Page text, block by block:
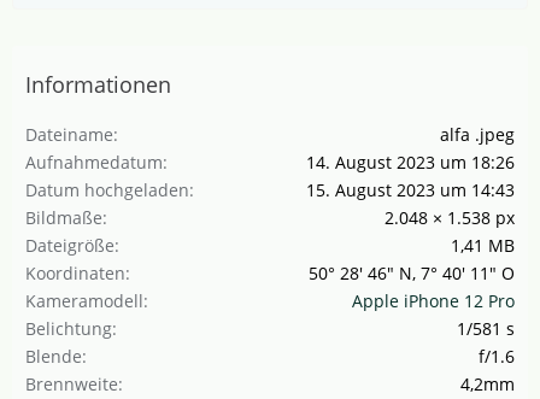
Informationen
Dateiname
alfa .jpeg
Aufnahmedatum
14. August 2023 um 18:26
Datum hochgeladen
15. August 2023 um 14:43
Bildmaße
2.048 × 1.538 px
Dateigröße
1,41 MB
Koordinaten
50° 28' 46" N, 7° 40' 11" O
Kameramodell
Apple iPhone 12 Pro
Belichtung
1/581 s
Blende
f/1.6
Brennweite
4,2mm